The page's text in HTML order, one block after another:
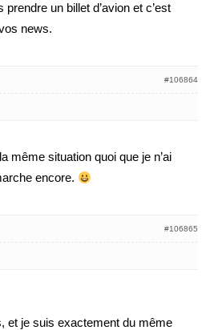
prendre un billet d’avion et c’est
news.
#106864
même situation quoi que je n’ai
encore.
#106865
et je suis exactement du même